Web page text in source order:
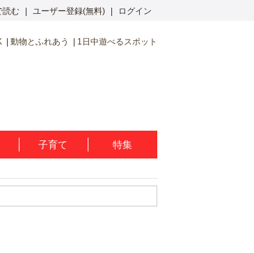
読む ユーザー登録(無料) ログイン
動物とふれあう 1日中遊べるスポット
子育て 特集